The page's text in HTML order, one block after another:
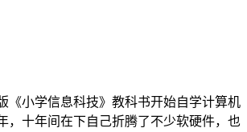
《小学信息科技》教科书开始自学计算机
，十年间在下自己折腾了不少软硬件，也